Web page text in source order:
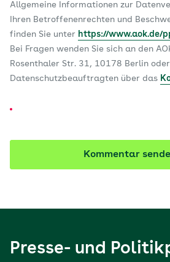
Allgemeine Informationen zur
Ihren Betroffenenrechten und
finden Sie unter https://www.aok.de/
Bei Fragen wenden Sie sich an den
Rosenthaler Str. 31, 10178 Berlin
Datenschutzbeauftragten über das
Kommentar
Presse- und